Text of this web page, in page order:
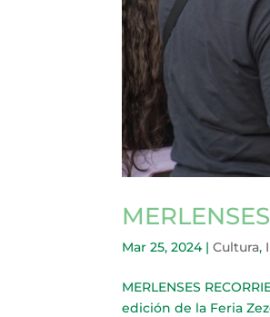
Mar 25, 2024|Cultura,
MERLENSES
edición de la Feria